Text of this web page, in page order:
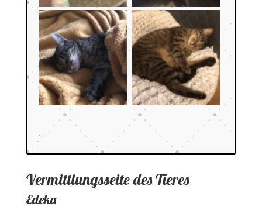
Vermittlungsseite des Tieres
Edeka